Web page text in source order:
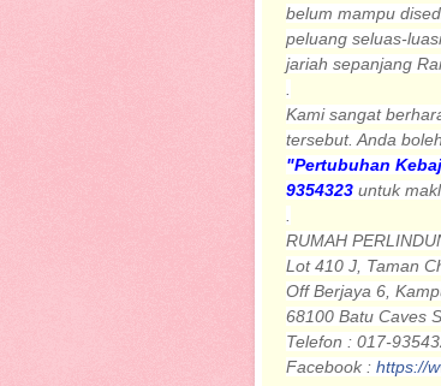
belum mampu
peluang seluas-
jariah sepanjang
Kami sangat
tersebut. Anda
"Pertubuhan
9354323 untuk
RUMAH
Lot 410 J, Taman
Off Berjaya 6,
68100 Batu Caves
Telefon : 017-
Facebook : https://